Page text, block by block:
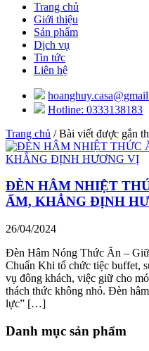
Trang chủ
Giới thiệu
Sản phẩm
Dịch vụ
Tin tức
Liên hệ
Hotline: 0333138183
Trang chủ / Bài viết được gắn
ĐÈN HÂM NHIỆT
ẤM, KHẲNG ĐỊNH
26/04/2024
Đèn Hâm Nóng Thức Ăn –
Chuẩn Khi tổ chức tiệc buffet,
vụ đông khách, việc giữ cho
thách thức không nhỏ. Đèn
lực” […]
Danh mục sản phẩm